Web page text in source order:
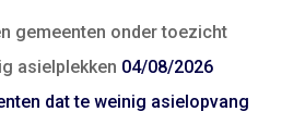
gemeenten onder toezicht
asielplekken 04/08/2026
dat te weinig asielopvang